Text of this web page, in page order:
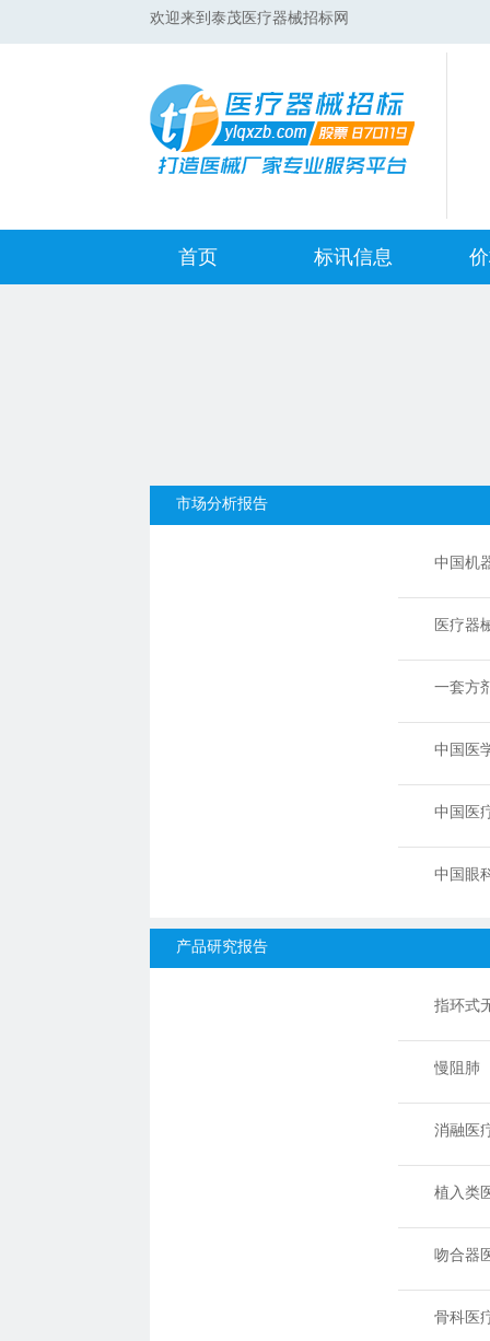
欢迎来到泰茂医疗器械招标网
首页 标讯信息
市场分析报告
中国机
倍
医疗器
遇.doc
一套方
中国医
中国医
中国眼
产品研究报告
指环式
慢阻肺
消融医
植入类
吻合器
骨科医